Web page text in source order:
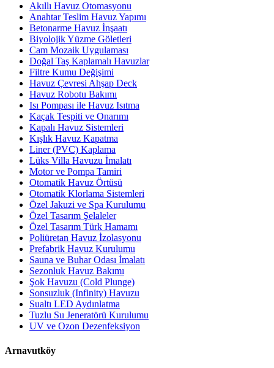
Akıllı Havuz Otomasyonu
Anahtar Teslim Havuz Yapımı
Betonarme Havuz İnşaatı
Biyolojik Yüzme Göletleri
Cam Mozaik Uygulaması
Doğal Taş Kaplamalı Havuzlar
Filtre Kumu Değişimi
Havuz Çevresi Ahşap Deck
Havuz Robotu Bakımı
Isı Pompası ile Havuz Isıtma
Kaçak Tespiti ve Onarımı
Kapalı Havuz Sistemleri
Kışlık Havuz Kapatma
Liner (PVC) Kaplama
Lüks Villa Havuzu İmalatı
Motor ve Pompa Tamiri
Otomatik Havuz Örtüsü
Otomatik Klorlama Sistemleri
Özel Jakuzi ve Spa Kurulumu
Özel Tasarım Şelaleler
Özel Tasarım Türk Hamamı
Poliüretan Havuz İzolasyonu
Prefabrik Havuz Kurulumu
Sauna ve Buhar Odası İmalatı
Sezonluk Havuz Bakımı
Şok Havuzu (Cold Plunge)
Sonsuzluk (Infinity) Havuzu
Sualtı LED Aydınlatma
Tuzlu Su Jeneratörü Kurulumu
UV ve Ozon Dezenfeksiyon
Arnavutköy